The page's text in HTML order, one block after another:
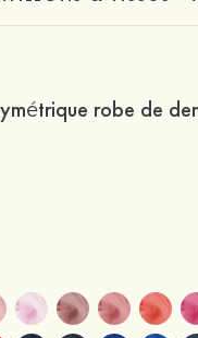
robe de